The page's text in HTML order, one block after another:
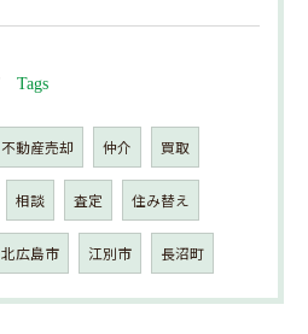
Tags
不動産売却 仲介 買取
相談 査定 住み替え
北広島市 江別市 長沼町